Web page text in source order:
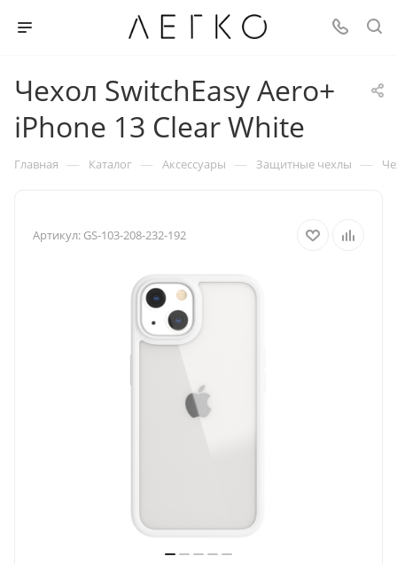
Чехол SwitchEasy Aero+
iPhone 13 Clear White
Главная — Каталог — Аксессуары — Защитные чехлы —
Артикул: GS-103-208-232-192